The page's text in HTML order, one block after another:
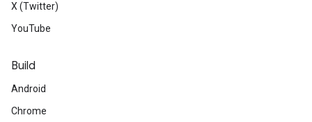
X (Twitter)
YouTube
Build
Android
Chrome